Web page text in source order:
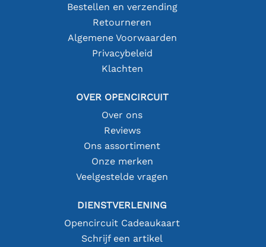
Bestellen en verzending
Retourneren
Algemene Voorwaarden
Privacybeleid
Klachten
OVER OPENCIRCUIT
Over ons
Reviews
Ons assortiment
Onze merken
Veelgestelde vragen
DIENSTVERLENING
Opencircuit Cadeaukaart
Schrijf een artikel